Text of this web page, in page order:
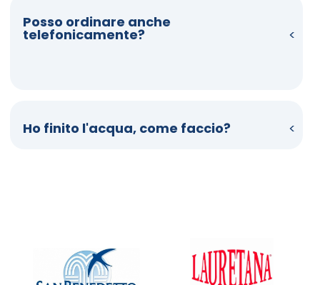
Posso ordinare anche
telefonicamente?
Ho finito l'acqua, come faccio?